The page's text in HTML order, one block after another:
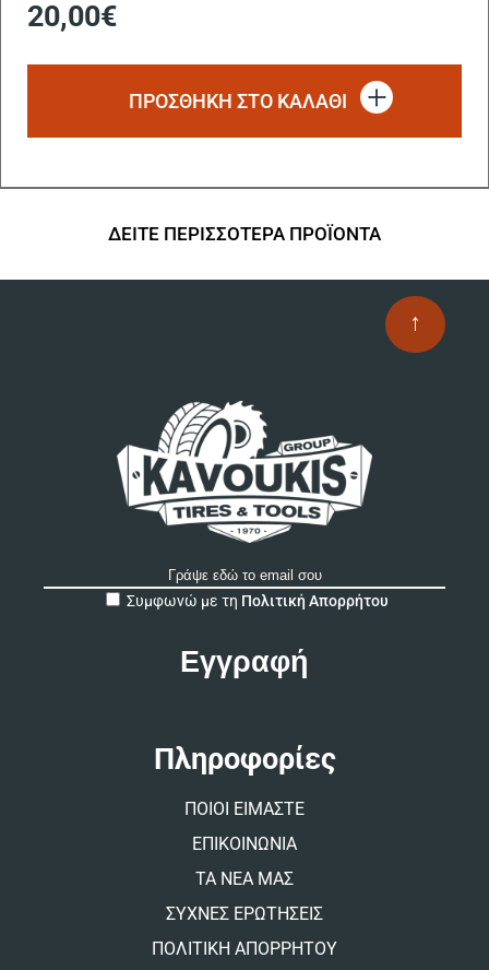
20,00€
ΠΡΟΣΘΗΚΗ ΣΤΟ ΚΑΛΑΘΙ
ΔΕΙΤΕ ΠΕΡΙΣΣΟΤΕΡΑ ΠΡΟΪΟΝΤΑ
↑
Συμφωνώ με τη Πολιτική Απορρήτου
Πληροφορίες
ΠΟΙΟΙ ΕΙΜΑΣΤΕ
ΕΠΙΚΟΙΝΩΝΙΑ
ΤΑ ΝΕΑ ΜΑΣ
ΣΥΧΝΕΣ ΕΡΩΤΗΣΕΙΣ
ΠΟΛΙΤΙΚΗ ΑΠΟΡΡΗΤΟΥ